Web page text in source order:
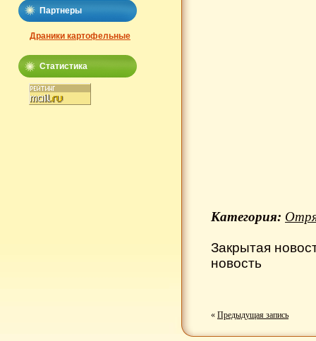
Категория:
Закрытая
новость
« Предыдущая запись
Партнеры
Драники картофельные
Статистика